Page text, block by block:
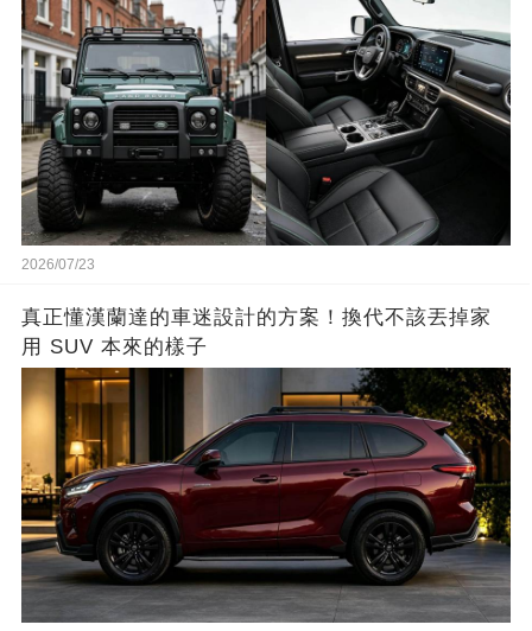
2026/07/23
真正懂漢蘭達的車迷設計的方案！換代不該丟掉家
用 SUV 本來的樣子